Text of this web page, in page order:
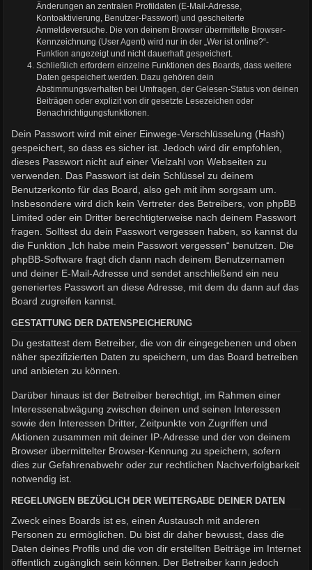
Änderungen an zentralen Profildaten (E-Mail-Adresse,
Kontoaktivierung, Benutzer-Passwort) und gescheiterte
Anmeldeversuche. Die von deinem Browser übermittelte Browser-
Kennzeichnung (User Agent) wird nur in der „Wer ist online?“-
Funktion angezeigt und nicht dauerhaft gespeichert.
Schließlich erfordern einzelne Funktionen des Boards, dass weitere
Daten gespeichert werden. Dazu gehören dein
Abstimmungsverhalten bei Umfragen, der Gelesen-Status von deinen
Beiträgen oder explizit von dir gesetzte Lesezeichen oder
Benachrichtigungsfunktionen.
Dein Passwort wird mit einer Einwege-Verschlüsselung (Hash)
gespeichert, so dass es sicher ist. Jedoch wird dir empfohlen,
dieses Passwort nicht auf einer Vielzahl von Webseiten zu
verwenden. Das Passwort ist dein Schlüssel zu deinem
Benutzerkonto für das Board, also geh mit ihm sorgsam um.
Insbesondere wird dich kein Vertreter des Betreibers, von phpBB
Limited oder ein Dritter berechtigterweise nach deinem Passwort
fragen. Solltest du dein Passwort vergessen haben, so kannst du
die Funktion „Ich habe mein Passwort vergessen“ benutzen. Die
phpBB-Software fragt dich dann nach deinem Benutzernamen
und deiner E-Mail-Adresse und sendet anschließend ein neu
generiertes Passwort an diese Adresse, mit dem du dann auf das
Board zugreifen kannst.
GESTATTUNG DER DATENSPEICHERUNG
Du gestattest dem Betreiber, die von dir eingegebenen und oben
näher spezifizierten Daten zu speichern, um das Board betreiben
und anbieten zu können.
Darüber hinaus ist der Betreiber berechtigt, im Rahmen einer
Interessenabwägung zwischen deinen und seinen Interessen
sowie den Interessen Dritter, Zeitpunkte von Zugriffen und
Aktionen zusammen mit deiner IP-Adresse und der von deinem
Browser übermittelter Browser-Kennung zu speichern, sofern
dies zur Gefahrenabwehr oder zur rechtlichen Nachverfolgbarkeit
notwendig ist.
REGELUNGEN BEZÜGLICH DER WEITERGABE DEINER DATEN
Zweck eines Boards ist es, einen Austausch mit anderen
Personen zu ermöglichen. Du bist dir daher bewusst, dass die
Daten deines Profils und die von dir erstellten Beiträge im Internet
öffentlich zugänglich sein können. Der Betreiber kann jedoch